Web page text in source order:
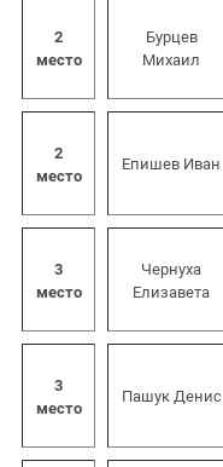
2
место
Бурцев
Михаил
2
место
Епишев Иван
3
место
Чернуха
Елизавета
3
место
Пашук Денис